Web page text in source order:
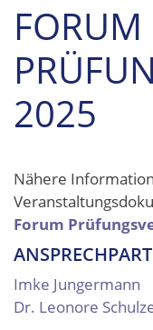
FORUM
2025
Nähere
Forum
Imke Jungermann
Dr. Leonore